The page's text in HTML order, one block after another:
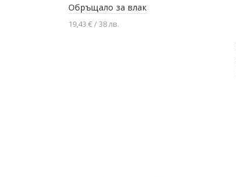
Обръщало за влак
19,43 € / 38 лв.